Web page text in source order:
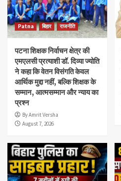
Patna बिहार राजनीति
पटना शिक्षक निर्वाचन क्षेत्र की
एमएलसी प्रत्याशी डॉ. दिव्या ज्योति
ने कहा कि वेतन विसंगति केवल
आर्थिक मुद्दा नहीं, बल्कि शिक्षक के
सम्मान, आत्मसम्मान और न्याय का
प्रश्न
By Amrit Versha
August 7, 2026